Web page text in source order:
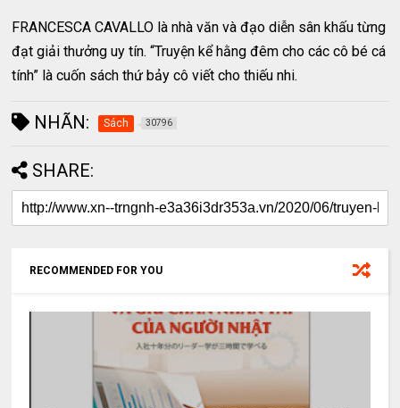
FRANCESCA CAVALLO là nhà văn và đạo diễn sân khấu từng
đạt giải thưởng uy tín. “Truyện kể hằng đêm cho các cô bé cá
tính” là cuốn sách thứ bảy cô viết cho thiếu nhi.
NHÃN: Sách 30796
SHARE:
RECOMMENDED FOR YOU